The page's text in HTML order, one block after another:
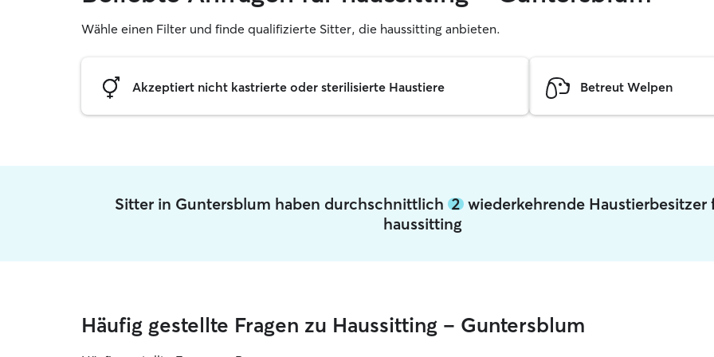
Wähle einen Filter und finde qualifizierte Sitter, die haussitting anbieten.
Akzeptiert nicht kastrierte oder sterilisierte Haustiere Betreut Welpen
Sitter in Guntersblum haben durchschnittlich 2wiederkehrende Haustierbesitzer
haussitting
Häufig gestellte Fragen zu Haussitting – Guntersblum